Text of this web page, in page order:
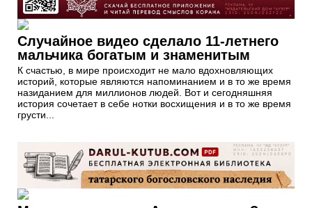
Случайное видео сделало 11-летнего
мальчика богатым и знаменитым
К счастью, в мире происходит не мало вдохновляющих
историй, которые являются напоминанием и в то же время
назиданием для миллионов людей. Вот и сегодняшняя
история сочетает в себе нотки восхищения и в то же время
грусти...